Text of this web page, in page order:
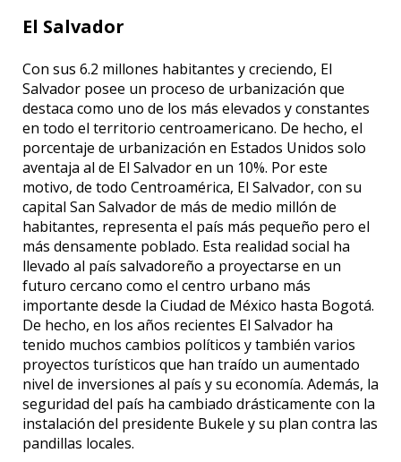
El Salvador
Con sus 6.2 millones habitantes y creciendo, El
Salvador posee un proceso de urbanización que
destaca como uno de los más elevados y constantes
en todo el territorio centroamericano. De hecho, el
porcentaje de urbanización en Estados Unidos solo
aventaja al de El Salvador en un 10%. Por este
motivo, de todo Centroamérica, El Salvador, con su
capital San Salvador de más de medio millón de
habitantes, representa el país más pequeño pero el
más densamente poblado. Esta realidad social ha
llevado al país salvadoreño a proyectarse en un
futuro cercano como el centro urbano más
importante desde la Ciudad de México hasta Bogotá.
De hecho, en los años recientes El Salvador ha
tenido muchos cambios políticos y también varios
proyectos turísticos que han traído un aumentado
nivel de inversiones al país y su economía. Además, la
seguridad del país ha cambiado drásticamente con la
instalación del presidente Bukele y su plan contra las
pandillas locales.